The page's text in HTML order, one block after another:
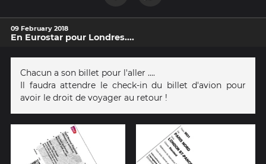
09 February 2018
En Eurostar pour Londres....
Chacun a son billet pour l'aller ....
Il faudra attendre le check-in du billet d'avion pour
avoir le droit de voyager au retour !